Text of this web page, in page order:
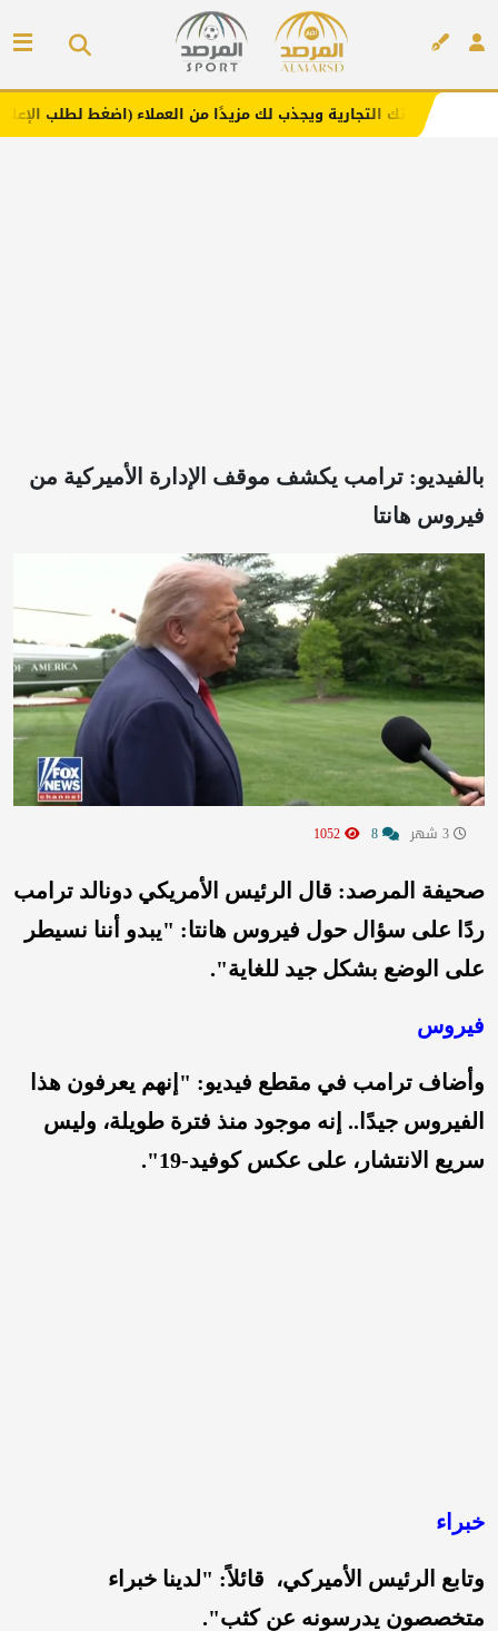
ويجذب لك مزيدًا من العملاء (اضغط لطلب الإعلان)
بالفيديو: ترامب يكشف موقف الإدارة الأميركية من
فيروس هانتا
صحيفة المرصد: قال الرئيس الأمريكي دونالد ترامب
ردًا على سؤال حول فيروس هانتا: "يبدو أننا نسيطر
على الوضع بشكل جيد للغاية".
فيروس
وأضاف ترامب في مقطع فيديو: "إنهم يعرفون هذا
الفيروس جيدًا.. إنه موجود منذ فترة طويلة، وليس
سريع الانتشار، على عكس كوفيد-19".
خبراء
وتابع الرئيس الأميركي، قائلاً: "لدينا خبراء
متخصصون يدرسونه عن كثب".